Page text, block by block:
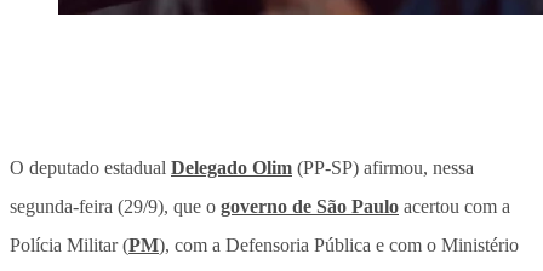
O deputado estadual Delegado Olim (PP-SP) afirmou, nessa
segunda-feira (29/9), que o governo de São Paulo acertou com a
Polícia Militar (PM), com a Defensoria Pública e com o Ministério